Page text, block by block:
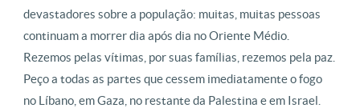
devastadores sobre a população: muitas, muitas pessoas
continuam a morrer dia após dia no Oriente Médio.
Rezemos pelas vítimas, por suas famílias, rezemos pela paz.
Peço a todas as partes que cessem imediatamente o fogo
no Líbano, em Gaza, no restante da Palestina e em Israel.